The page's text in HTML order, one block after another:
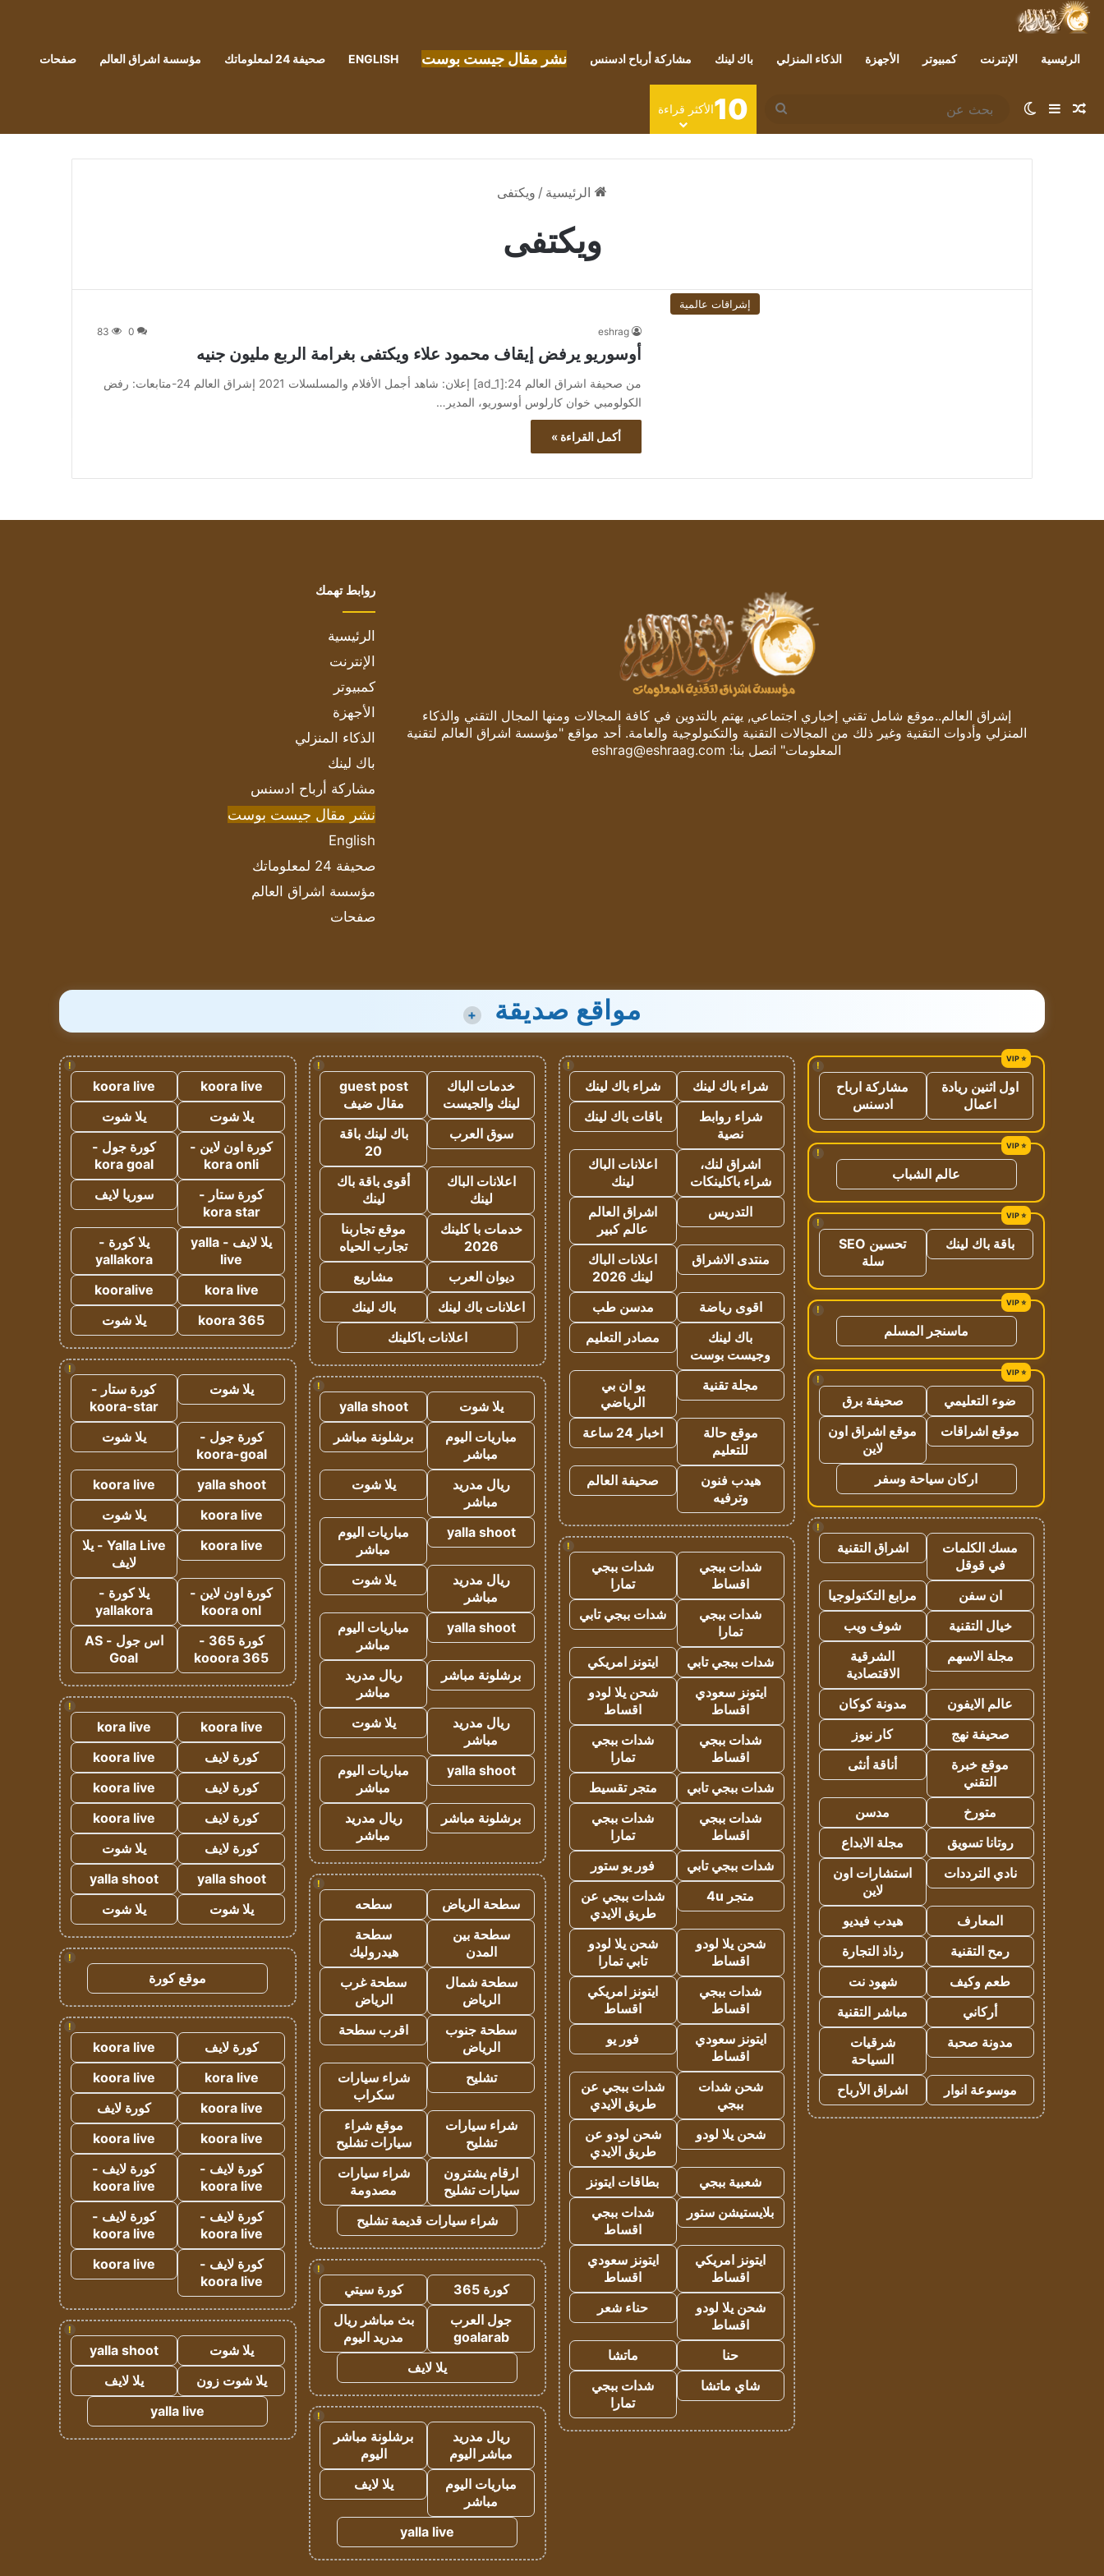
الرئيسية الإنترنت كمبيوتر الأجهزة الذكاء المنزلي باك لينك مشاركة أرباح ادسنس نشر مقال جيست بوست ENGLISH صحيفة 24 لمعلوماتك مؤسسة اشراق العالم صفحات
مقال عشوائي
إضافة عمود جانبي
الوضع المظلم
بحث
عن
10الأكثر قراءة
الرئيسية / ويكتفى
ويكتفى
إشراقات عالمية
eshrag
0
83
أوسوريو يرفض إيقاف محمود علاء ويكتفى بغرامة الربع مليون جنيه
من صحيفة اشراق العالم 24:[ad_1] إعلان: شاهد أجمل الأفلام والمسلسلات 2021 إشراق العالم 24-متابعات: رفض
الكولومبي خوان كارلوس أوسوريو، المدير…
أكمل القراءة »
إشراق العالم..موقع شامل تقني إخباري اجتماعي, يهتم بالتدوين في كافة المجالات ومنها المجال التقني والذكاء
المنزلي وأدوات التقنية وغير ذلك من المجالات التقنية والتكنولوجية والعامة. أحد مواقع "مؤسسة اشراق العالم لتقنية
المعلومات" اتصل بنا: eshrag@eshraag.com
روابط تهمك
الرئيسية
الإنترنت
كمبيوتر
الأجهزة
الذكاء المنزلي
باك لينك
مشاركة أرباح ادسنس
نشر مقال جيست بوست
English
صحيفة 24 لمعلوماتك
مؤسسة اشراق العالم
صفحات
مواقع صديقة +
!
اول اثنين ريادة
اعمال
مشاركة ارباح
ادسنس
!
عالم الشباب
!
باقة باك لينك
تحسين SEO
سلة
!
ماسنجر المسلم
!
ضوء التعليمي
صحيفة برق
موقع اشراقات
موقع اشراق اون
لاين
اركان سياحة وسفر
!
مسك الكلمات
في قوقل
اشراق التقنية
ان سفن
مرابع التكنولوجيا
خيال التقنية
شوف ويب
مجلة الاسهم
الشرقية
الاقتصادية
عالم الايفون
مدونة كوكان
صحيفة نهج
كار نيوز
موقع خبرة
التقني
أناقة أنثى
متورخ
مدسن
روتانا تسويق
مجلة الابداع
نادي الترددات
استشارات اون
لاين
المعارف
هيدب فيديو
رمح التقنية
رذاذ التجارة
طعم وكيف
شهود نت
أركاني
مباشر التقنية
مدونة صحبة
شرقيات
السياحة
موسوعة انوار
اشراق الأرباح
!
شراء باك لينك
شراء باك لينك
شراء روابط
نصية
باقات باك لينك
اشراق لنك،
شراء باكلينكات
اعلانات الباك
لينك
التدريس
اشراق العالم
عالم كبير
منتدى الاشراق
اعلانات الباك
لينك 2026
اقوى رياضة
مدسن طب
باك لينك
وجيست بوست
مصادر التعليم
مجلة تقنية
يو ان بي
الرياضي
موقع حالة
للتعليم
اخبار 24 ساعة
هيدب فنون
وترفيه
صحيفة العالم
!
شدات ببجي
اقساط
شدات ببجي
تمارا
شدات ببجي
تمارا
شدات ببجي تابي
شدات ببجي تابي
ايتونز امريكي
ايتونز سعودي
اقساط
شحن يلا لودو
اقساط
شدات ببجي
اقساط
شدات ببجي
تمارا
شدات ببجي تابي
متجر تقسيط
شدات ببجي
اقساط
شدات ببجي
تمارا
شدات ببجي تابي
فور يو ستور
متجر 4u
شدات ببجي عن
طريق الايدي
شحن يلا لودو
اقساط
شحن يلا لودو
تابي تمارا
شدات ببجي
اقساط
ايتونز امريكي
اقساط
ايتونز سعودي
اقساط
فور يو
شحن شدات
ببجي
شدات ببجي عن
طريق الايدي
شحن يلا لودو
شحن لودو عن
طريق الايدي
شعبية ببجي
بطاقات ايتونز
بلايستيشن ستور
شدات ببجي
اقساط
ايتونز امريكي
اقساط
ايتونز سعودي
اقساط
شحن يلا لودو
اقساط
حناء شعر
حنا
ماتشا
شاي ماتشا
شدات ببجي
تمارا
!
خدمات الباك
لينك والجيست
guest post
مقال ضيف
سوق العرب
باك لينك باقة
20
اعلانات الباك
لينك
أقوى باقة باك
لينك
خدمات با كلينك
2026
موقع تجاربنا
تجارب الحياه
ديوان العرب
مشاريع
اعلانات باك لينك
باك لينك
اعلانات باكلينك
!
يلا شوت
yalla shoot
مباريات اليوم
مباشر
برشلونة مباشر
ريال مدريد
مباشر
يلا شوت
yalla shoot
مباريات اليوم
مباشر
ريال مدريد
مباشر
يلا شوت
yalla shoot
مباريات اليوم
مباشر
برشلونة مباشر
ريال مدريد
مباشر
ريال مدريد
مباشر
يلا شوت
yalla shoot
مباريات اليوم
مباشر
برشلونة مباشر
ريال مدريد
مباشر
!
سطحة الرياض
سطحه
سطحة بين
المدن
سطحة
هيدروليك
سطحة شمال
الرياض
سطحة غرب
الرياض
سطحة جنوب
الرياض
اقرب سطحة
تشليح
شراء سيارات
سكراب
شراء سيارات
تشليح
موقع شراء
سيارات تشليح
ارقام يشترون
سيارات تشليح
شراء سيارات
مصدومة
شراء سيارات قديمة تشليح
!
كورة 365
كورة سيتي
جول العرب
goalarab
بث مباشر ريال
مدريد اليوم
يلا لايف
!
ريال مدريد
مباشر اليوم
برشلونة مباشر
اليوم
مباريات اليوم
مباشر
يلا لايف
yalla live
!
koora live
koora live
يلا شوت
يلا شوت
كورة اون لاين -
kora onli
كورة جول -
kora goal
كورة ستار -
kora star
سوريا لايف
يلا لايف - yalla
live
يلا كورة -
yallakora
kora live
kooralive
koora 365
يلا شوت
!
يلا شوت
كورة ستار -
koora-star
كورة جول -
koora-goal
يلا شوت
yalla shoot
koora live
koora live
يلا شوت
koora live
Yalla Live - يلا
لايف
كورة اون لاين -
koora onl
يلا كورة -
yallakora
كورة 365 -
kooora 365
اس جول - AS
Goal
!
koora live
kora live
كورة لايف
koora live
كورة لايف
koora live
كورة لايف
koora live
كورة لايف
يلا شوت
yalla shoot
yalla shoot
يلا شوت
يلا شوت
!
موقع كورة
!
كورة لايف
koora live
kora live
koora live
koora live
كورة لايف
koora live
koora live
كورة لايف -
koora live
كورة لايف -
koora live
كورة لايف -
koora live
كورة لايف -
koora live
كورة لايف -
koora live
koora live
!
يلا شوت
yalla shoot
يلا شوت زون
يلا لايف
yalla live